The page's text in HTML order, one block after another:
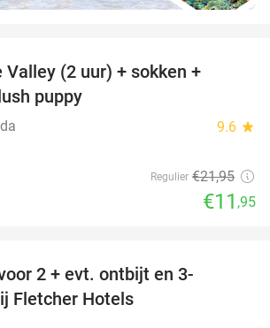
Valley (2 uur) + sokken +
puppy
9.6 star
Regulier €21,95
€11 ,95
2 + evt. ontbijt en 3-
Fletcher Hotels